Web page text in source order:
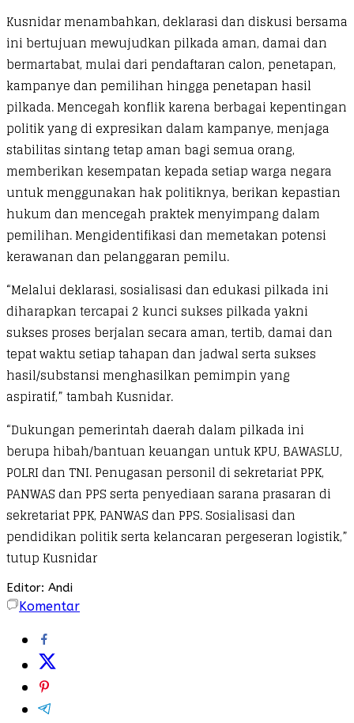
Kusnidar menambahkan, deklarasi dan diskusi bersama
ini bertujuan mewujudkan pilkada aman, damai dan
bermartabat, mulai dari pendaftaran calon, penetapan,
kampanye dan pemilihan hingga penetapan hasil
pilkada. Mencegah konflik karena berbagai kepentingan
politik yang di expresikan dalam kampanye, menjaga
stabilitas sintang tetap aman bagi semua orang,
memberikan kesempatan kepada setiap warga negara
untuk menggunakan hak politiknya, berikan kepastian
hukum dan mencegah praktek menyimpang dalam
pemilihan. Mengidentifikasi dan memetakan potensi
kerawanan dan pelanggaran pemilu.
“Melalui deklarasi, sosialisasi dan edukasi pilkada ini
diharapkan tercapai 2 kunci sukses pilkada yakni
sukses proses berjalan secara aman, tertib, damai dan
tepat waktu setiap tahapan dan jadwal serta sukses
hasil/substansi menghasilkan pemimpin yang
aspiratif,” tambah Kusnidar.
“Dukungan pemerintah daerah dalam pilkada ini
berupa hibah/bantuan keuangan untuk KPU, BAWASLU,
POLRI dan TNI. Penugasan personil di sekretariat PPK,
PANWAS dan PPS serta penyediaan sarana prasaran di
sekretariat PPK, PANWAS dan PPS. Sosialisasi dan
pendidikan politik serta kelancaran pergeseran logistik,”
tutup Kusnidar
Editor: Andi
Komentar